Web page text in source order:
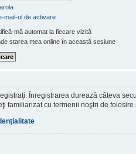
mail-ul de activare
mă automat la fiecare vizită
starea mea online în această sesiune
Înregistrarea durează câteva
familiarizat cu termenii noştri de